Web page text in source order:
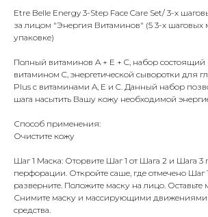
Etre Belle Energy 3-Step Face Care Set/ 3-х
за лицом "Энергия Витаминов" (5 3-х шаговых
упаковке)
Полный витаминов A + E + C, набор состоящий
витамином C, энергетической сыворотки для
Plus с витаминами A, E и C. Данный набор
шага насытить Вашу кожу необходимой
Способ применения:
Очистите кожу
Шаг 1 Маска: Оторвите Шаг 1 от Шага 2 и Шага 3
перфорации. Откройте саше, где отмечено Шаг
разверните. Положите маску на лицо. Оставьте
Снимите маску и массирующими движениями
средства.